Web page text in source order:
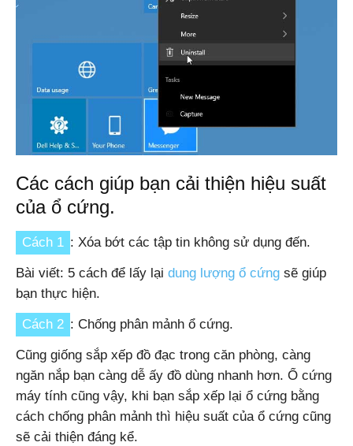
Các cách giúp bạn cải thiện hiệu suất
của ổ cứng.
Cách 1 : Xóa bớt các tập tin không sử dụng đến.
Bài viết: 5 cách để lấy lại dung lượng ổ cứng sẽ giúp
bạn thực hiện.
Cách 2 : Chống phân mảnh ổ cứng.
Cũng giống sắp xếp đồ đạc trong căn phòng, càng
ngăn nắp bạn càng dễ ấy đồ dùng nhanh hơn. Ổ cứng
máy tính cũng vậy, khi bạn sắp xếp lại ổ cứng bằng
cách chống phân mảnh thì hiệu suất của ổ cứng cũng
sẽ cải thiện đáng kể.